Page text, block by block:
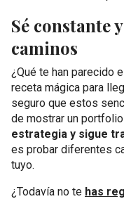
Sé constante
caminos
¿Qué te han parecido
receta mágica para
seguro que estos
de mostrar un
estrategia y sigue
es probar diferentes
tuyo.
¿Todavía no te has